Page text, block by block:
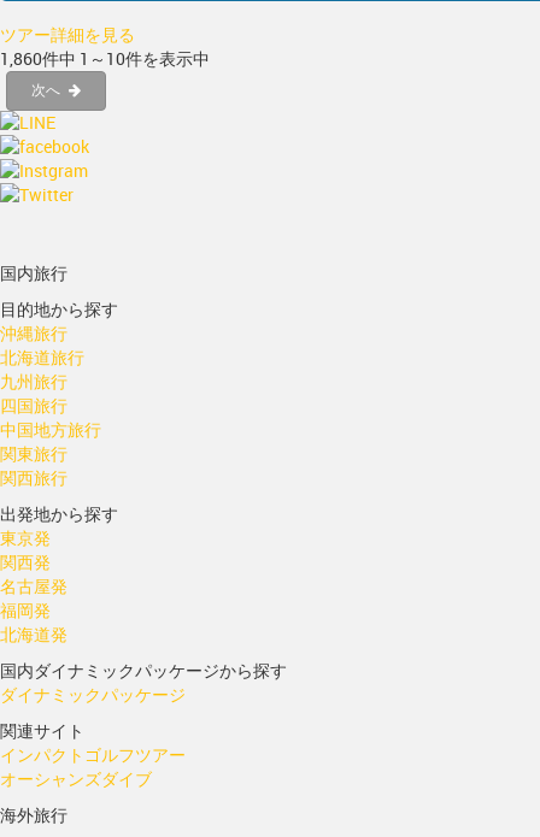
ツアー詳細を見る
1,860件中 1～10件を表示中
次へ
国内旅行
目的地から探す
沖縄旅行
北海道旅行
九州旅行
四国旅行
中国地方旅行
関東旅行
関西旅行
出発地から探す
東京発
関西発
名古屋発
福岡発
北海道発
国内ダイナミックパッケージから探す
ダイナミックパッケージ
関連サイト
インパクトゴルフツアー
オーシャンズダイブ
海外旅行